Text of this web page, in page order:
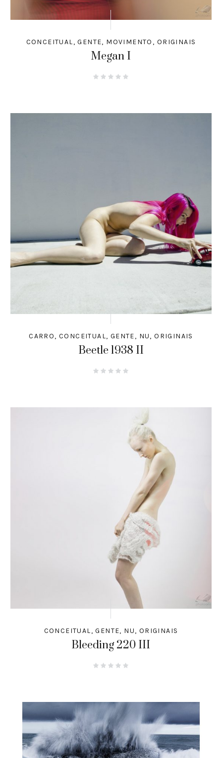
CONCEITUAL,GENTE, MOVIMENTO , ORIGINAIS
Megan I
CARRO, CONCEITUAL, GENTE, NU,ORIGINAIS
Beetle 1938 II
CONCEITUAL,GENTE, NU, ORIGINAIS
Bleeding 220 III